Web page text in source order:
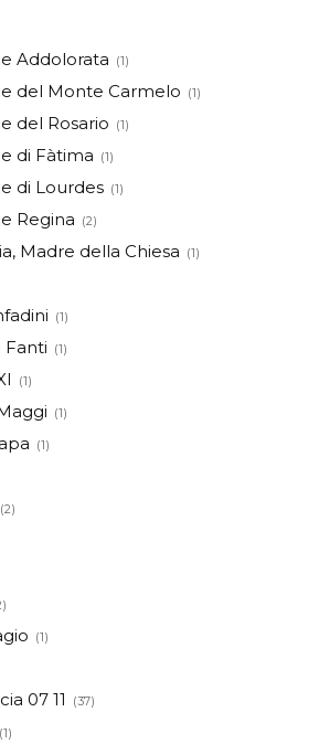
Addolorata (1)
del Monte Carmelo (1)
del Rosario (1)
di Fàtima (1)
di Lourdes (1)
Regina (2)
Madre della Chiesa (1)
(1)
(1)
(1)
(1)
(1)
(2)
(1)
07 11 (37)
(1)